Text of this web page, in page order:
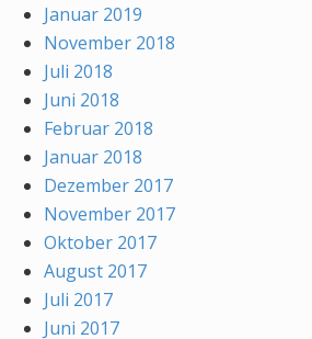
Januar 2019
November 2018
Juli 2018
Juni 2018
Februar 2018
Januar 2018
Dezember 2017
November 2017
Oktober 2017
August 2017
Juli 2017
Juni 2017